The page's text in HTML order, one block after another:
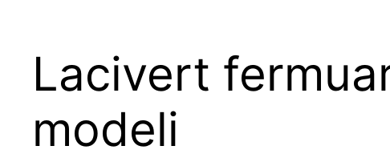
Lacivert
modeli